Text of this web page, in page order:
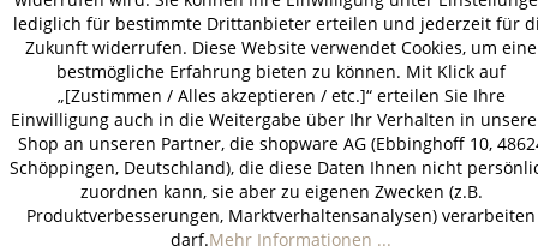
lediglich für bestimmte Drittanbieter erteilen und jederzeit für
Zukunft widerrufen. Diese Website verwendet Cookies, um eine
bestmögliche Erfahrung bieten zu können. Mit Klick auf
„[Zustimmen / Alles akzeptieren / etc.]“ erteilen Sie Ihre
Einwilligung auch in die Weitergabe über Ihr Verhalten in
Shop an unseren Partner, die shopware AG (Ebbinghoff 10,
Schöppingen, Deutschland), die diese Daten Ihnen nicht
zuordnen kann, sie aber zu eigenen Zwecken (z.B.
Produktverbesserungen, Marktverhaltensanalysen) verarbeiten
darf.Mehr Informationen ...